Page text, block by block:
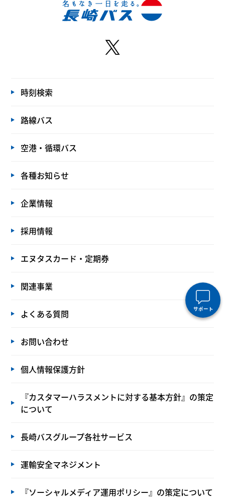
サポート
時刻検索
路線バス
空港・循環バス
各種お知らせ
企業情報
採用情報
エヌタスカード・定期券
関連事業
よくある質問
お問い合わせ
個人情報保護方針
『カスタマーハラスメントに対する基本方針』の策定
について
長崎バスグループ各社サービス
運輸安全マネジメント
『ソーシャルメディア運用ポリシー』の策定について